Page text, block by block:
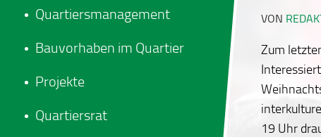
VON
Zum
19 Uhr
Quartiersmanagement
Bauvorhaben im Quartier
Projekte
Quartiersrat